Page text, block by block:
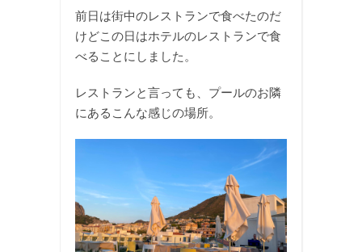
前日は街中のレストランで食べたのだ
けどこの日はホテルのレストランで食
べることにしました。
レストランと言っても、プールのお隣
にあるこんな感じの場所。